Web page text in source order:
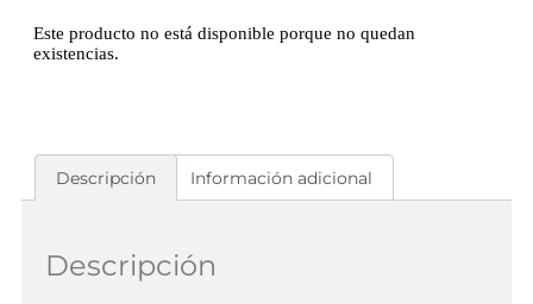
Este producto no está disponible porque no quedan
existencias.
Descripción Información adicional
Descripción